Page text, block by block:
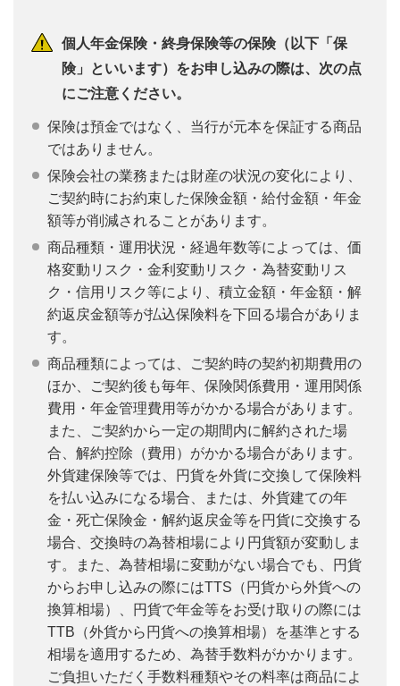
個人年金保険・終身保険等の保険（以下「保
険」といいます）をお申し込みの際は、次の点
にご注意ください。
保険は預金ではなく、当行が元本を保証する商品
ではありません。
保険会社の業務または財産の状況の変化により、
ご契約時にお約束した保険金額・給付金額・年金
額等が削減されることがあります。
商品種類・運用状況・経過年数等によっては、価
格変動リスク・金利変動リスク・為替変動リス
ク・信用リスク等により、積立金額・年金額・解
約返戻金額等が払込保険料を下回る場合がありま
す。
商品種類によっては、ご契約時の契約初期費用の
ほか、ご契約後も毎年、保険関係費用・運用関係
費用・年金管理費用等がかかる場合があります。
また、ご契約から一定の期間内に解約された場
合、解約控除（費用）がかかる場合があります。
外貨建保険等では、円貨を外貨に交換して保険料
を払い込みになる場合、または、外貨建ての年
金・死亡保険金・解約返戻金等を円貨に交換する
場合、交換時の為替相場により円貨額が変動しま
す。また、為替相場に変動がない場合でも、円貨
からお申し込みの際にはTTS（円貨から外貨への
換算相場）、円貨で年金等をお受け取りの際には
TTB（外貨から円貨への換算相場）を基準とする
相場を適用するため、為替手数料がかかります。
ご負担いただく手数料種類やその料率は商品によ